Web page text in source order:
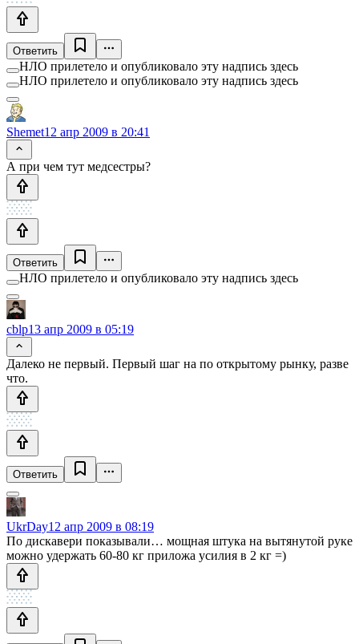
Ответить
НЛО прилетело и опубликовало эту надпись здесь
НЛО прилетело и опубликовало эту надпись здесь
Shemet12 апр 2009 в 20:41
А при чем тут медсестры?
Ответить
НЛО прилетело и опубликовало эту надпись здесь
cblp13 апр 2009 в 05:19
Далеко не первый. Первый шаг на по открытому рынку, разве
что.
Ответить
UkrDay12 апр 2009 в 08:19
По дискавери показывали… мощная штука на вытянутой руке
можно удержать 60-80 кг приложа усилия в 2 кг =)